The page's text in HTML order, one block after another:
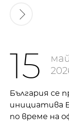
15
май
България се
инициатива
по време на